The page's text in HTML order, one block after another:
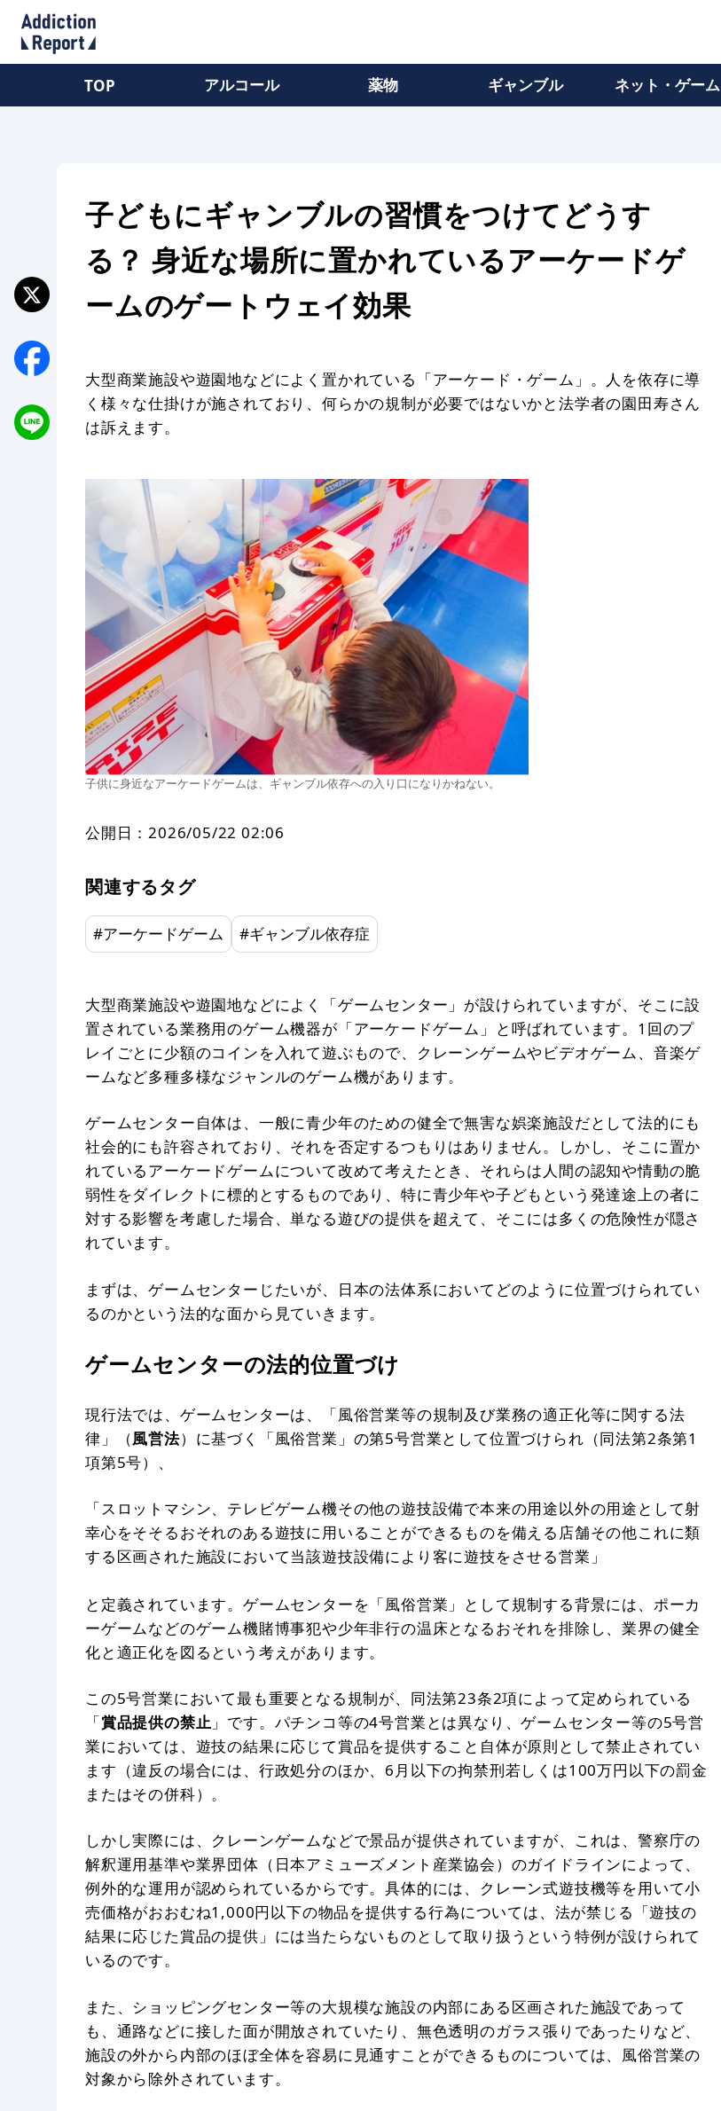
TOP アルコール 薬物 ギャンブル ネット・ゲーム
子どもにギャンブルの習慣をつけてどうす
る？ 身近な場所に置かれているアーケードゲ
ームのゲートウェイ効果
大型商業施設や遊園地などによく置かれている「アーケード・ゲーム」。人を依存に導
く様々な仕掛けが施されており、何らかの規制が必要ではないかと法学者の園田寿さん
は訴えます。
子供に身近なアーケードゲームは、ギャンブル依存への入り口になりかねない。
公開日：2026/05/22 02:06
関連するタグ
#アーケードゲーム #ギャンブル依存症
大型商業施設や遊園地などによく「ゲームセンター」が設けられていますが、そこに設
置されている業務用のゲーム機器が「アーケードゲーム」と呼ばれています。1回のプ
レイごとに少額のコインを入れて遊ぶもので、クレーンゲームやビデオゲーム、音楽ゲ
ームなど多種多様なジャンルのゲーム機があります。
ゲームセンター自体は、一般に青少年のための健全で無害な娯楽施設だとして法的にも
社会的にも許容されており、それを否定するつもりはありません。しかし、そこに置か
れているアーケードゲームについて改めて考えたとき、それらは人間の認知や情動の脆
弱性をダイレクトに標的とするものであり、特に青少年や子どもという発達途上の者に
対する影響を考慮した場合、単なる遊びの提供を超えて、そこには多くの危険性が隠さ
れています。
まずは、ゲームセンターじたいが、日本の法体系においてどのように位置づけられてい
るのかという法的な面から見ていきます。
ゲームセンターの法的位置づけ
現行法では、ゲームセンターは、「風俗営業等の規制及び業務の適正化等に関する法
律」（風営法）に基づく「風俗営業」の第5号営業として位置づけられ（同法第2条第1
項第5号）、
「スロットマシン、テレビゲーム機その他の遊技設備で本来の用途以外の用途として射
幸心をそそるおそれのある遊技に用いることができるものを備える店舗その他これに類
する区画された施設において当該遊技設備により客に遊技をさせる営業」
と定義されています。ゲームセンターを「風俗営業」として規制する背景には、ポーカ
ーゲームなどのゲーム機賭博事犯や少年非行の温床となるおそれを排除し、業界の健全
化と適正化を図るという考えがあります。
この5号営業において最も重要となる規制が、同法第23条2項によって定められている
「賞品提供の禁止 」です。パチンコ等の4号営業とは異なり、ゲームセンター等の5号営
業においては、遊技の結果に応じて賞品を提供すること自体が原則として禁止されてい
ます（違反の場合には、行政処分のほか、6月以下の拘禁刑若しくは100万円以下の罰金
またはその併科）。
しかし実際には、クレーンゲームなどで景品が提供されていますが、これは、警察庁の
解釈運用基準や業界団体（日本アミューズメント産業協会）のガイドラインによって、
例外的な運用が認められているからです。具体的には、クレーン式遊技機等を用いて小
売価格がおおむね1,000円以下の物品を提供する行為については、法が禁じる「遊技の
結果に応じた賞品の提供」には当たらないものとして取り扱うという特例が設けられて
いるのです。
また、ショッピングセンター等の大規模な施設の内部にある区画された施設であって
も、通路などに接した面が開放されていたり、無色透明のガラス張りであったりなど、
施設の外から内部のほぼ全体を容易に見通すことができるものについては、風俗営業の
対象から除外されています。